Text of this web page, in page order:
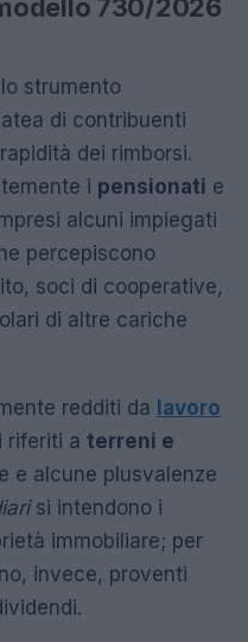
730/2026
strumento
di contribuenti
dei rimborsi.
i pensionati e
alcuni impiegati
percepiscono
soci di cooperative,
di altre cariche
redditi da lavoro
riferiti a terreni e
e alcune plusvalenze
si intendono i
immobiliare; per
invece, proventi